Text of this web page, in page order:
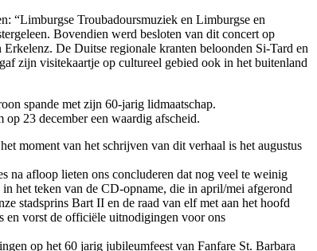
“Limburgse Troubadoursmuziek en Limburgse en
Bovendien werd besloten van dit concert op
De Duitse regionale kranten beloonden Si-Tard en
zijn visitekaartje op cultureel gebied ook in het buitenland
spande met zijn 60-jarig lidmaatschap.
23 december een waardig afscheid.
moment van het schrijven van dit verhaal is het augustus
na afloop lieten ons concluderen dat nog veel te weinig
het teken van de CD-opname, die in april/mei afgerond
stadsprins Bart II en de raad van elf met aan het hoofd
en vorst de officiële uitnodigingen voor ons
op het 60 jarig jubileumfeest van Fanfare St. Barbara